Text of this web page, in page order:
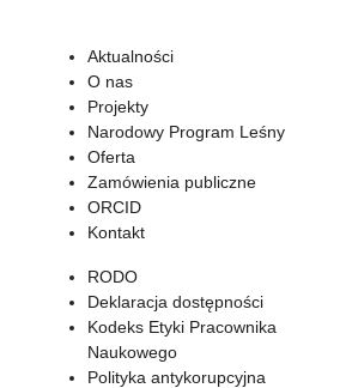
Aktualności
O nas
Projekty
Narodowy Program Leśny
Oferta
Zamówienia publiczne
ORCID
Kontakt
RODO
Deklaracja dostępności
Kodeks Etyki Pracownika
Naukowego
Polityka antykorupcyjna